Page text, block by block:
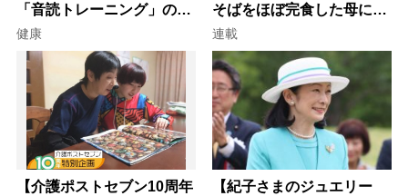
「音読トレーニング」の極
意
健康
そばをほぼ完食した母に息
子が血の気が引いた理由
連載
【介護ポストセブン10周年
【紀子さまのジュエリー